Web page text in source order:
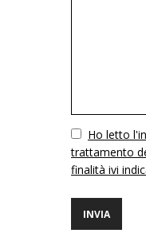
VuotoHo letto
trattamento
finalità ivi